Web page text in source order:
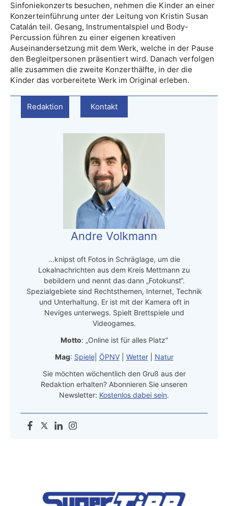
Sinfoniekonzerts besuchen, nehmen die Kinder an einer
Konzerteinführung unter der Leitung von Kristin Susan
Catalán teil. Gesang, Instrumentalspiel und Body-
Percussion führen zu einer eigenen kreativen
Auseinandersetzung mit dem Werk, welche in der Pause
den Begleitpersonen präsentiert wird. Danach verfolgen
alle zusammen die zweite Konzerthälfte, in der die
Kinder das vorbereitete Werk im Original erleben.
Redaktion Kontakt
Andre Volkmann
…knipst oft Fotos in Schräglage, um die
Lokalnachrichten aus dem Kreis Mettmann zu
bebildern und nennt das dann „Fotokunst“.
Spezialgebiete sind Rechtsthemen, Internet, Technik
und Unterhaltung. Er ist mit der Kamera oft in
Neviges unterwegs. Spielt Brettspiele und
Videogames.
Motto: „Online ist für alles Platz“
Mag: Spiele| ÖPNV| Wetter| Natur
Sie möchten wöchentlich den Gruß aus der
Redaktion erhalten? Abonnieren Sie unseren
Newsletter: Kostenlos dabei sein.